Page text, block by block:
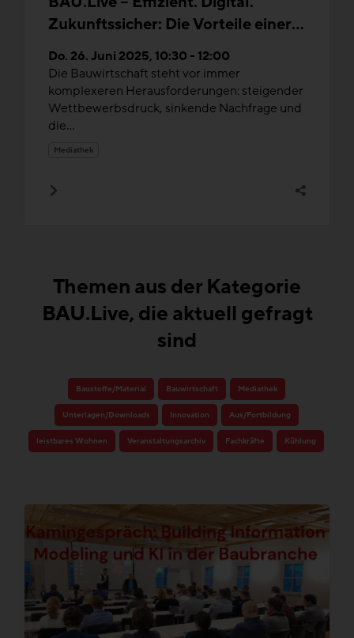
Zukunftssicher: Die Vorteile einer
ERP-Software für die
Bauwirtschaft
Do. 26. Juni 2025, 10:30 - 12:00
Die Bauwirtschaft steht vor immer
komplexeren Herausforderungen: steigender
Wettbewerbsdruck, sinkende Nachfrage und
die...
Mediathek
Themen aus der Kategorie
BAU.Live, die aktuell gefragt
sind
Baustoffe/Material Bauwirtschaft Mediathek
Unterlagen/Downloads Innovation Aus/Fortbildung
leistbares Wohnen Veranstaltungsarchiv Fachkräfte Kühlung